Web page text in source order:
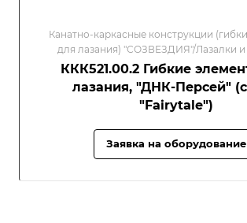
Канатно-каркасные конструкции
для лазания) "СОЗВЕЗДИЯ"/Лазалки и
ККК521.00.2 Гибкие
лазания, "ДНК-Персей"
"Fairytale")
Заявка на оборудование